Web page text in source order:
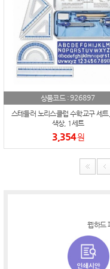
상품코드 :926897
스테들러 노리스클럽 수학교구 세
색상, 1세트
3,354원
웹하드